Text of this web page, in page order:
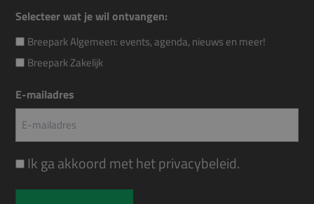
Selecteer wat je wil ontvangen:
Breepark Algemeen: events, agenda, nieuws en meer!
Breepark Zakelijk
E-mailadres
Instemming
Ik ga akkoord met hetprivacybeleid.